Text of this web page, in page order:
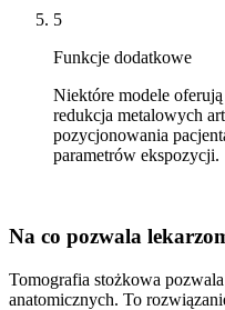
5
Funkcje dodatkowe
Niektóre modele
redukcja metalowych
pozycjonowania
parametrów ekspozycji.
Na co pozwala
Tomografia stożkowa
anatomicznych. To